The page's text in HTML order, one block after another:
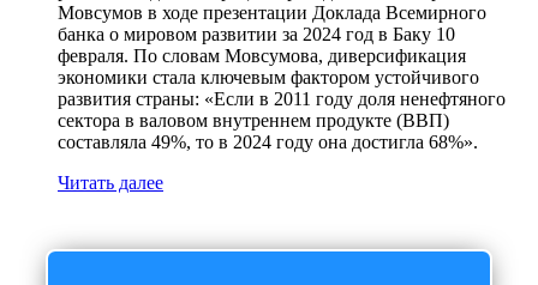
Мовсумов в ходе презентации Доклада Всемирного
банка о мировом развитии за 2024 год в Баку 10
февраля. По словам Мовсумова, диверсификация
экономики стала ключевым фактором устойчивого
развития страны: «Если в 2011 году доля ненефтяного
сектора в валовом внутреннем продукте (ВВП)
составляла 49%, то в 2024 году она достигла 68%».
Читать далее